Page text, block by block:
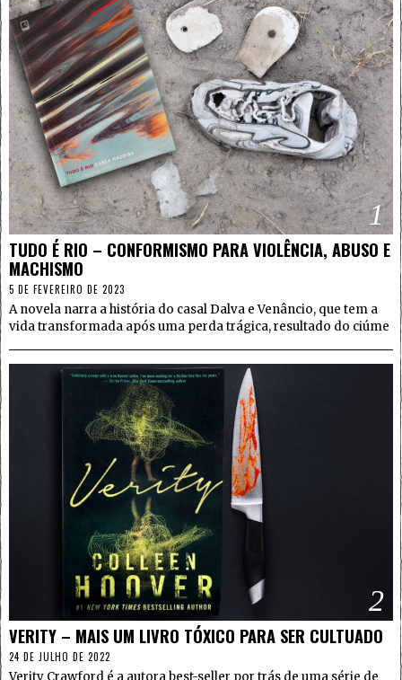
1
TUDO É RIO – CONFORMISMO PARA VIOLÊNCIA, ABUSO E
MACHISMO
5 DE FEVEREIRO DE 2023
A novela narra a história do casal Dalva e Venâncio, que tem a
vida transformada após uma perda trágica, resultado do ciúme
2
VERITY – MAIS UM LIVRO TÓXICO PARA SER CULTUADO
24 DE JULHO DE 2022
Verity Crawford é a autora best-seller por trás de uma série de